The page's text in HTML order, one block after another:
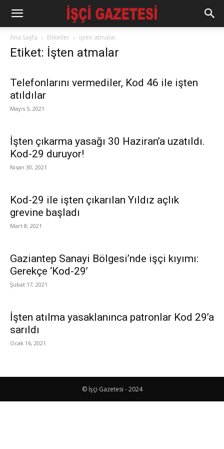
Ana Sayfa Etiketler İşten atmalar
Etiket: İşten atmalar
Telefonlarını vermediler, Kod 46 ile işten
atıldılar
Mayıs 5, 2021
İşten çıkarma yasağı 30 Haziran’a uzatıldı.
Kod-29 duruyor!
Nisan 30, 2021
Kod-29 ile işten çıkarılan Yıldız açlık
grevine başladı
Mart 8, 2021
Gaziantep Sanayi Bölgesi’nde işçi kıyımı:
Gerekçe ‘Kod-29’
Şubat 17, 2021
İşten atılma yasaklanınca patronlar Kod 29’a
sarıldı
Ocak 16, 2021
© İşçi Gazetesi - 2024